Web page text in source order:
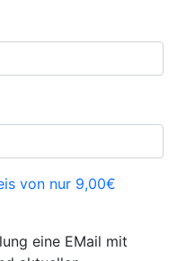
von nur 9,00€
eine EMail mit